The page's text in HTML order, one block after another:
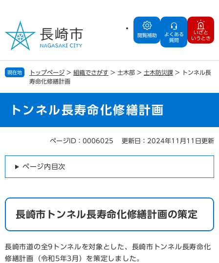
の
で
す
ー
ば
し
閲覧補助
よくある
質問
いざと
いうとき
現在地 トップページ > 組織でさがす > 土木部 > 土木防災課 >
トンネル長
寿命化修繕計画
トンネル長寿命化修繕計画
ページID：0006025 更新日：2024年11月11日更新
ページ内目次
長崎市トンネル長寿命化修繕計画の策定
長崎市道の全9トンネルを対象とした、長崎市トンネル長寿命化
修繕計画（令和5年3月）を策定しました。